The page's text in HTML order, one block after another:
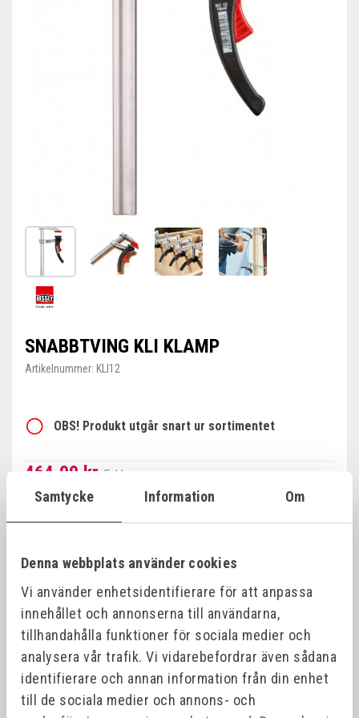
Samtycke Information Om
Denna webbplats använder cookies
Vi använder enhetsidentifierare för att anpassa
innehållet och annonserna till användarna,
tillhandahålla funktioner för sociala medier och
analysera vår trafik. Vi vidarebefordrar även sådana
identifierare och annan information från din enhet
till de sociala medier och annons- och
SNABBTVING KLI KLAMP
Artikelnummer: KLI12
OBS! Produkt utgår snart ur sortimentet
464,00 kr Exkl. moms
Minsta beställning: 1 st
Produktinformation
Specifikationer